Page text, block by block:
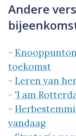
Andere
-
toekomst
- Leren van
- 'I am
-
vandaag